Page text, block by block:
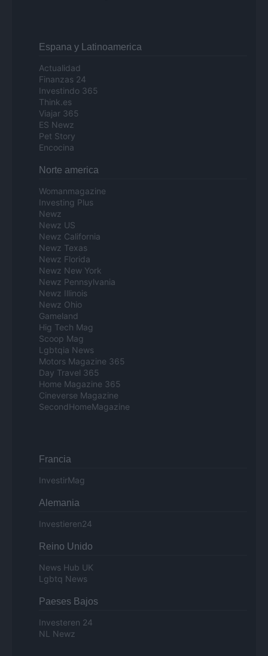
Espana y Latinoamerica
Actualidad
Finanzas 24
Investindo 365
Think.es
Viajar 365
ES Newz
Pet Story
Encocina
Norte america
Womanmagazine
Investing Plus
Newz
Newz US
Newz California
Newz Texas
Newz Florida
Newz New York
Newz Pennsylvania
Newz Illinois
Newz Ohio
Gameland
Hig Tech Mag
Scoop Mag
Lgbtqia News
Motors Magazine 365
Day Travel 365
Home Magazine 365
Cineverse Magazine
SecondHomeMagazine
Francia
InvestirMag
Alemania
Investieren24
Reino Unido
News Hub UK
Lgbtq News
Paeses Bajos
Investeren 24
NL Newz